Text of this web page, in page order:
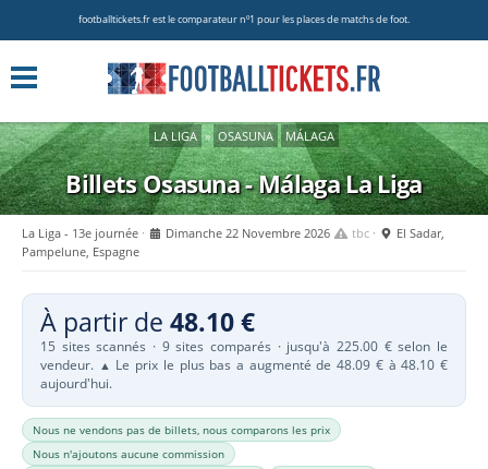
footballtickets.fr est le comparateur nº1 pour les places de matchs de foot.
LA LIGA » OSASUNA MÁLAGA
Billets Osasuna - MálagaLa Liga
La Liga - 13e journée Dimanche 22 Novembre 2026 tbc
El Sadar,
Pampelune, Espagne
À partir de 48.10 €
15 sites scannés · 9 sites comparés · jusqu'à 225.00 € selon le
vendeur. ▲ Le prix le plus bas a augmenté de 48.09 € à 48.10 €
aujourd'hui.
Nous ne vendons pas de billets, nous comparons les prix
Nous n'ajoutons aucune commission